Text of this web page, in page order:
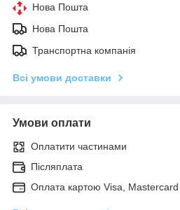
Нова Пошта
Нова Пошта
Транспортна компанія
Всі умови доставки
Умови оплати
Оплатити частинами
Післяплата
Оплата картою Visa,